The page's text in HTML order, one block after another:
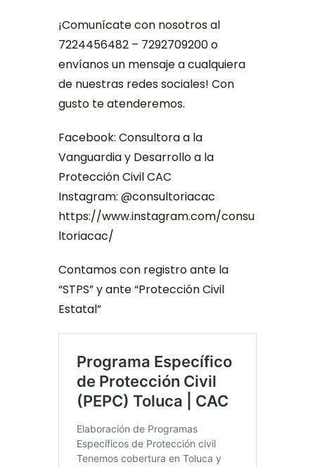
¡Comunícate con nosotros al
7224456482 – 7292709200 o
envíanos un mensaje a cualquiera
de nuestras redes sociales! Con
gusto te atenderemos.
Facebook: Consultora a la
Vanguardia y Desarrollo a la
Protección Civil CAC
Instagram: @consultoriacac
https://www.instagram.com/consu
ltoriacac/
Contamos con registro ante la
“STPS” y ante “Protección Civil
Estatal”